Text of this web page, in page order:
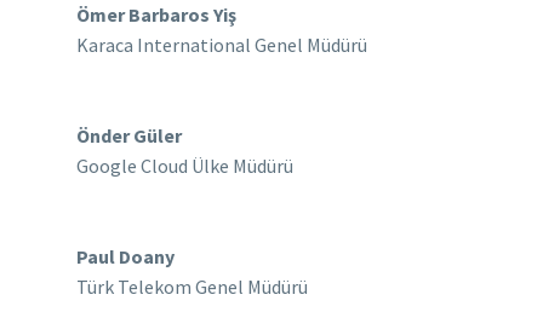
Ömer Barbaros Yiş
Karaca International Genel Müdürü
Önder Güler
Google Cloud Ülke Müdürü
Paul Doany
Türk Telekom Genel Müdürü